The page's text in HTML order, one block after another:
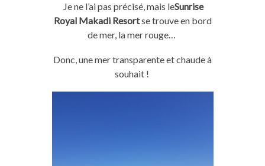
Je ne l’ai pas précisé, mais leSunrise
Royal Makadi Resortse trouve en bord
demer, lamerrouge…
Donc, unemertransparente et chaude à
souhait!